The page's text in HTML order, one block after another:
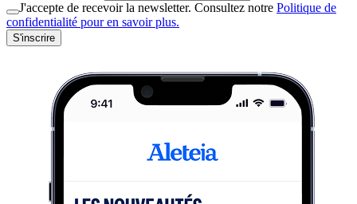
J'accepte de recevoir la newsletter. Consultez notre Politique de
confidentialité pour en savoir plus.
S'inscrire